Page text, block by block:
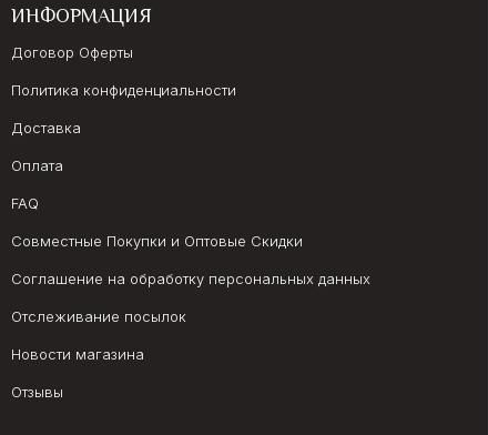
ИНФОРМАЦИЯ
Договор Оферты
Политика конфиденциальности
Доставка
Оплата
FAQ
Совместные Покупки и Оптовые Скидки
Соглашение на обработку персональных данных
Отслеживание посылок
Новости магазина
Отзывы